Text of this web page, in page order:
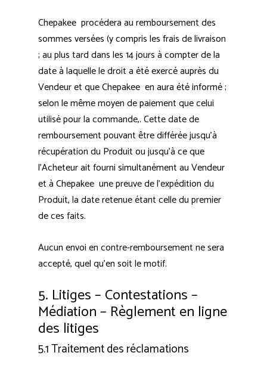
Chepakee procédera au remboursement des
sommes versées (y compris les frais de livraison
; au plus tard dans les 14 jours à compter de la
date à laquelle le droit a été exercé auprès du
Vendeur et que Chepakee en aura été informé ;
selon le même moyen de paiement que celui
utilisé pour la commande,. Cette date de
remboursement pouvant être différée jusqu’à
récupération du Produit ou jusqu’à ce que
l’Acheteur ait fourni simultanément au Vendeur
et à Chepakee une preuve de l’expédition du
Produit, la date retenue étant celle du premier
de ces faits.
Aucun envoi en contre-remboursement ne sera
accepté, quel qu’en soit le motif.
5. Litiges – Contestations –
Médiation – Règlement en ligne
des litiges
5.1 Traitement des réclamations